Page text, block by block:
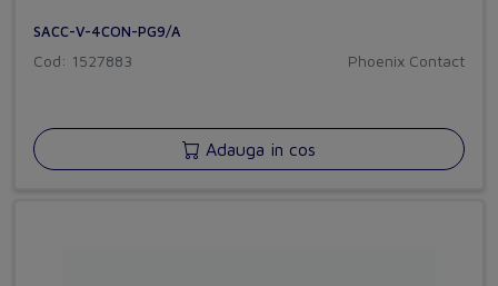
SACC-V-4CON-PG9/A
Cod: 1527883 Phoenix Contact
Adauga in cos